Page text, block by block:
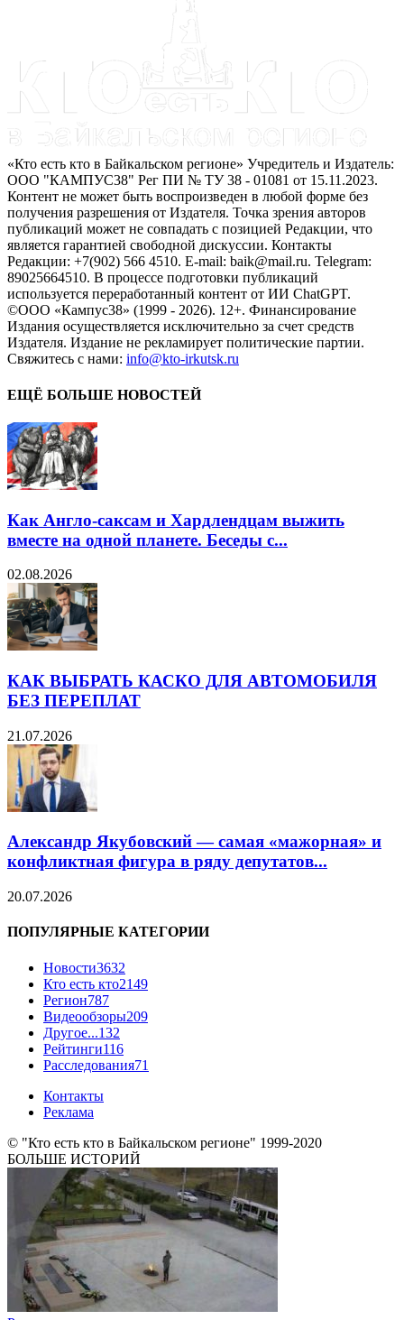
«Кто есть кто в Байкальском регионе» Учредитель и Издатель:
ООО "КАМПУС38" Рег ПИ № ТУ 38 - 01081 от 15.11.2023.
Контент не может быть воспроизведен в любой форме без
получения разрешения от Издателя. Точка зрения авторов
публикаций может не совпадать с позицией Редакции, что
является гарантией свободной дискуссии. Контакты
Редакции: +7(902) 566 4510. E-mail: baik@mail.ru. Telegram:
89025664510. В процессе подготовки публикаций
используется переработанный контент от ИИ ChatGPT.
©ООО «Кампус38» (1999 - 2026). 12+. Финансирование
Издания осуществляется исключительно за счет средств
Издателя. Издание не рекламирует политические партии.
Свяжитесь с нами: info@kto-irkutsk.ru
ЕЩЁ БОЛЬШЕ НОВОСТЕЙ
Как Англо-саксам и Хардлендцам выжить
вместе на одной планете. Беседы с...
02.08.2026
КАК ВЫБРАТЬ КАСКО ДЛЯ АВТОМОБИЛЯ
БЕЗ ПЕРЕПЛАТ
21.07.2026
Александр Якубовский — самая «мажорная» и
конфликтная фигура в ряду депутатов...
20.07.2026
ПОПУЛЯРНЫЕ КАТЕГОРИИ
Новости3632
Кто есть кто2149
Регион787
Видеообзоры209
Другое...132
Рейтинги116
Расследования71
Контакты
Реклама
© "Кто есть кто в Байкальском регионе" 1999-2020
БОЛЬШЕ ИСТОРИЙ